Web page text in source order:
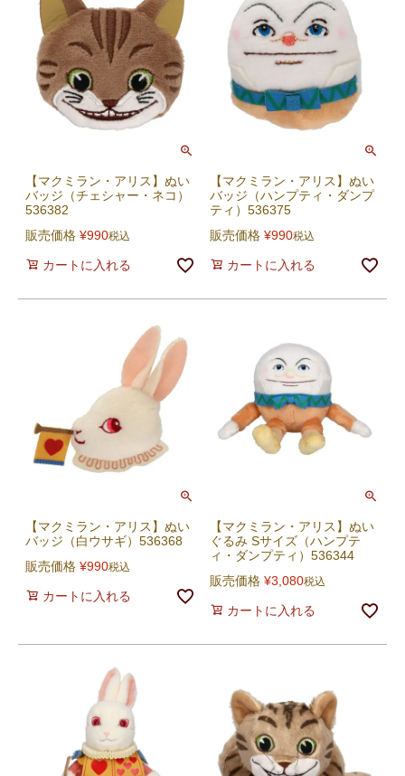
【マクミラン・アリス】ぬい
バッジ（チェシャー・ネコ）
536382
販売価格 ¥990税込
カートに入れる
【マクミラン・アリス】ぬい
バッジ（ハンプティ・ダンプ
ティ）536375
販売価格 ¥990税込
カートに入れる
【マクミラン・アリス】ぬい
バッジ（白ウサギ）536368
販売価格 ¥990税込
カートに入れる
【マクミラン・アリス】ぬい
ぐるみ Sサイズ（ハンプテ
ィ・ダンプティ）536344
販売価格 ¥3,080税込
カートに入れる